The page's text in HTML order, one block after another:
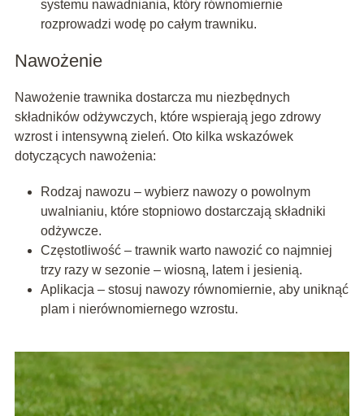
systemu nawadniania, który równomiernie
rozprowadzi wodę po całym trawniku.
Nawożenie
Nawożenie trawnika dostarcza mu niezbędnych
składników odżywczych, które wspierają jego zdrowy
wzrost i intensywną zieleń. Oto kilka wskazówek
dotyczących nawożenia:
Rodzaj nawozu – wybierz nawozy o powolnym
uwalnianiu, które stopniowo dostarczają składniki
odżywcze.
Częstotliwość – trawnik warto nawozić co najmniej
trzy razy w sezonie – wiosną, latem i jesienią.
Aplikacja – stosuj nawozy równomiernie, aby uniknąć
plam i nierównomiernego wzrostu.